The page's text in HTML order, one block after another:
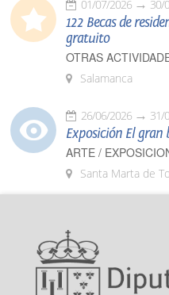
01/07/2026 30/
122 Becas de
gratuito
OTRAS
Salamanca
26/06/2026 31/
Exposición El gran
ARTE /
Santa Marta de